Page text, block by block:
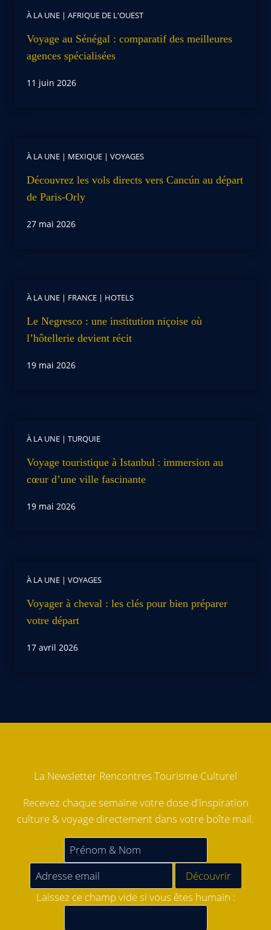
À LA UNE | AFRIQUE DE L'OUEST
Voyage au Sénégal : comparatif des meilleures
agences spécialisées
11 juin 2026
À LA UNE | MEXIQUE | VOYAGES
Découvrez les vols directs vers Cancún au départ
de Paris-Orly
27 mai 2026
À LA UNE | FRANCE | HOTELS
Le Negresco : une institution niçoise où
l’hôtellerie devient récit
19 mai 2026
À LA UNE | TURQUIE
Voyage touristique à Istanbul : immersion au
cœur d’une ville fascinante
19 mai 2026
À LA UNE | VOYAGES
Voyager à cheval : les clés pour bien préparer
votre départ
17 avril 2026
La Newsletter Rencontres Tourisme Culturel
Recevez chaque semaine votre dose d'inspiration
culture & voyage directement dans votre boîte mail.
Laissez ce champ vide si vous êtes humain :